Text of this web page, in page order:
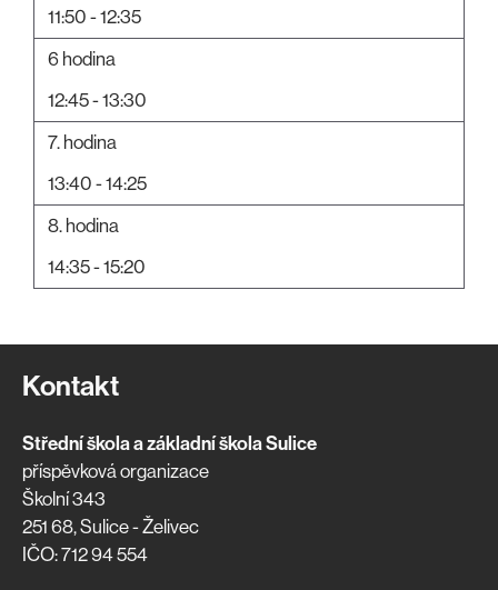
11:50 - 12:35
6 hodina
12:45 - 13:30
7. hodina
13:40 - 14:25
8. hodina
14:35 - 15:20
Kontakt
Střední škola a základní škola Sulice
příspěvková organizace
Školní 343
251 68, Sulice - Želivec
IČO: 712 94 554